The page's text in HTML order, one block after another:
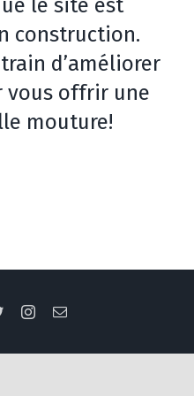
le site est
construction.
d’améliorer
vous offrir une
mouture!
TwitterInstagram
Email